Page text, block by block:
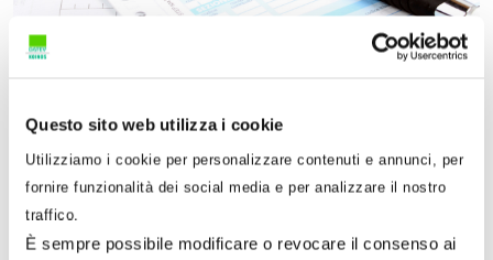
Questo sito web utilizza i cookie
Utilizziamo i cookie per personalizzare contenuti e annunci, per
fornire funzionalità dei social media e per analizzare il nostro
traffico.
È sempre possibile modificare o revocare il consenso ai
Sandra Pennacini
Modello 730/2025: novità, tempistiche e controlli
Il nuovo modello 730/2025, approvato insieme ai relativi
allegati con Provvedimento AdE n. 114763/2025, tiene